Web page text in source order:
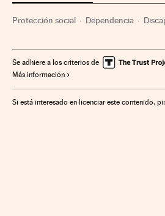
Protección social Dependencia
Se adhiere a los criterios de
Más información
Si está interesado en licenciar este contenido,